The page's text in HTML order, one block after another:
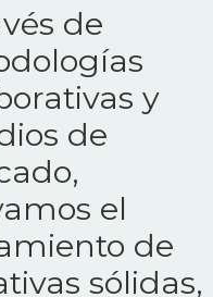
de
y
de
el
de
sólidas,